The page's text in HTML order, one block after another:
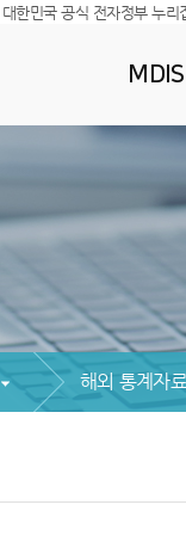
한민국 공식 전자정부 누리
해외 통계자